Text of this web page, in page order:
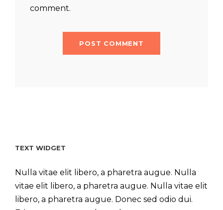
comment.
TEXT WIDGET
Nulla vitae elit libero, a pharetra augue. Nulla
vitae elit libero, a pharetra augue. Nulla vitae elit
libero, a pharetra augue. Donec sed odio dui.